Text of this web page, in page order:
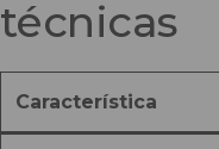
técnicas
Característica